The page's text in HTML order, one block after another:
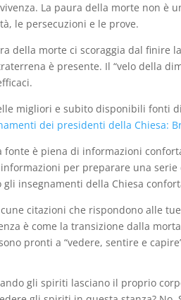
La paura della morte non è
le persecuzioni e le prove.
della morte ci scoraggia dal finire
è presente. Il “velo della
migliori e subito disponibili fonti
dei presidenti della Chiesa:
fonte è piena di informazioni
per preparare una
gli insegnamenti della Chiesa
citazioni che rispondono alle
è come la transizione dalla
pronti a “vedere, sentire e
gli spiriti lasciano il proprio